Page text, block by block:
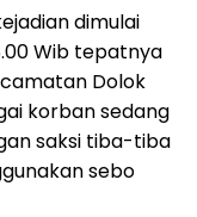
dimulai
Wib tepatnya
Dolok
korban sedang
saksi tiba-tiba
sebo